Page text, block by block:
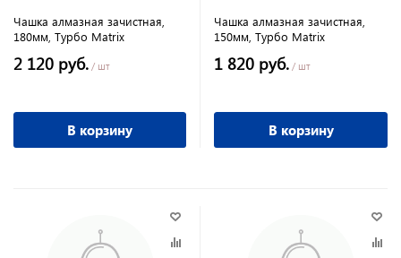
Чашка алмазная зачистная,
180мм, Турбо Matrix
2 120 руб. / шт
В корзину
Чашка алмазная зачистная,
150мм, Турбо Matrix
1 820 руб. / шт
В корзину